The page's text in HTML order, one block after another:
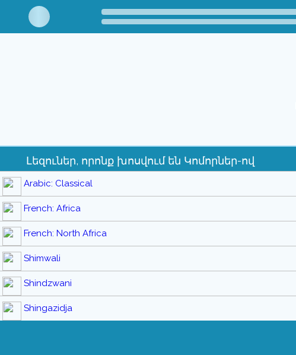
Լեզուներ, որոնք խոսվում են Կոմորներ-ով
Arabic: Classical
French: Africa
French: North Africa
Shimwali
Shindzwani
Shingazidja